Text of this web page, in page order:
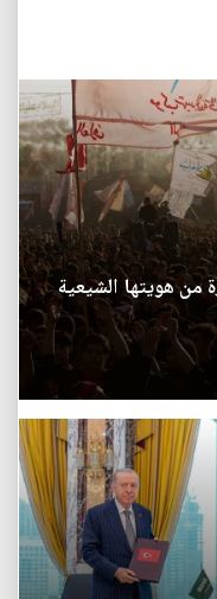
من هويتها الشيعية